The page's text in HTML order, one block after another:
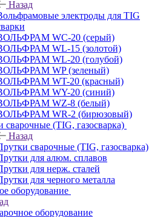
Назад
электроды для TIG
WC-20 (серый)
WL-15 (золотой)
WL-20 (голубой)
WP (зеленый)
WT-20 (красный)
WY-20 (синий)
WZ-8 (белый)
WR-2 (бирюзовый)
сварочные (TIG, газосварка)
Назад
сварочные (TIG, газосварка)
для алюм. сплавов
для нерж. сталей
для черного металла
оборудование
оборудование